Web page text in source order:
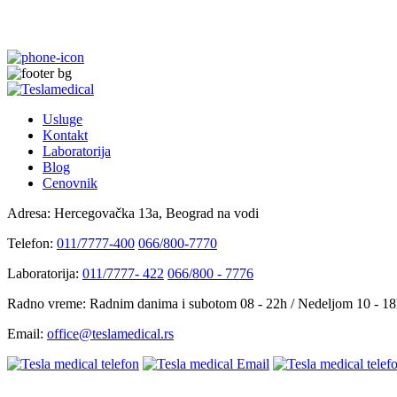
Usluge
Kontakt
Laboratorija
Blog
Cenovnik
Adresa: Hercegovačka 13a, Beograd na vodi
Telefon: 011/7777-400 066/800-7770
Laboratorija: 011/7777- 422 066/800 - 7776
Radno vreme: Radnim danima i subotom 08 - 22h / Nedeljom 10 -
Email: office@teslamedical.rs